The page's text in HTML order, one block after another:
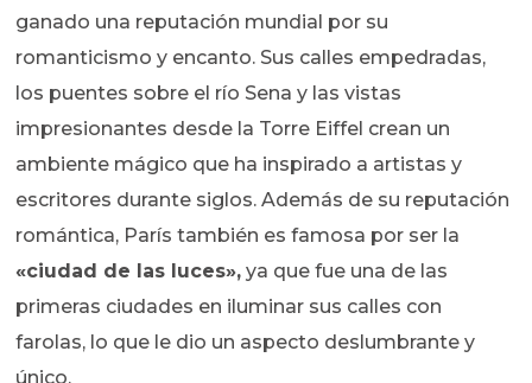
ganado una reputación mundial por su
romanticismo y encanto. Sus calles empedradas,
los puentes sobre el río Sena y las vistas
impresionantes desde la Torre Eiffel crean un
ambiente mágico que ha inspirado a artistas y
escritores durante siglos. Además de su reputación
romántica, París también es famosa por ser la
«ciudad de las luces», ya que fue una de las
primeras ciudades en iluminar sus calles con
farolas, lo que le dio un aspecto deslumbrante y
único.